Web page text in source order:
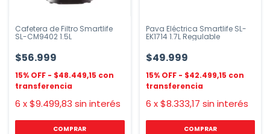
Cafetera de Filtro Smartlife
SL-CM9402 1.5L
$56.999
$48.449,15
6 x$9.499,83 sin interés
Pava Eléctrica Smartlife SL-
EK1714 1.7L Regulable
$49.999
$42.499,15
6 x$8.333,17 sin interés
COMPRAR